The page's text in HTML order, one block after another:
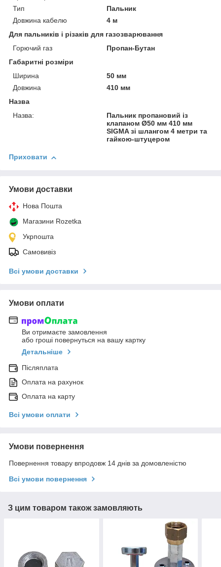
Тип
Пальник
Довжина кабелю
4 м
Для пальників і різаків для газозварювання
Горючий газ
Пропан-Бутан
Габаритні розміри
Ширина
50 мм
Довжина
410 мм
Назва
Назва:
Пальник пропановий із
клапаном Ø50 мм 410 мм
SIGMA зі шлангом 4 метри та
гайкою-штуцером
Приховати
Умови доставки
Нова Пошта
Магазини Rozetka
Укрпошта
Самовивіз
Всі умови доставки
Умови оплати
Ви отримаєте замовлення
або гроші повернуться на вашу картку
Детальніше
Післяплата
Оплата на рахунок
Оплата на карту
Всі умови оплати
Умови повернення
Повернення товару впродовж 14 днів за домовленістю
Всі умови повернення
З цим товаром також замовляють